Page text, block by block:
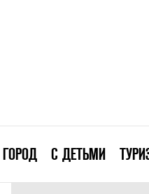
ГОРОД С ДЕТЬМИ